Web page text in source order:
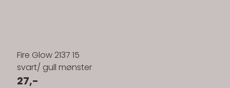
Fire Glow 2137 15
svart/ gull mønster
27,-